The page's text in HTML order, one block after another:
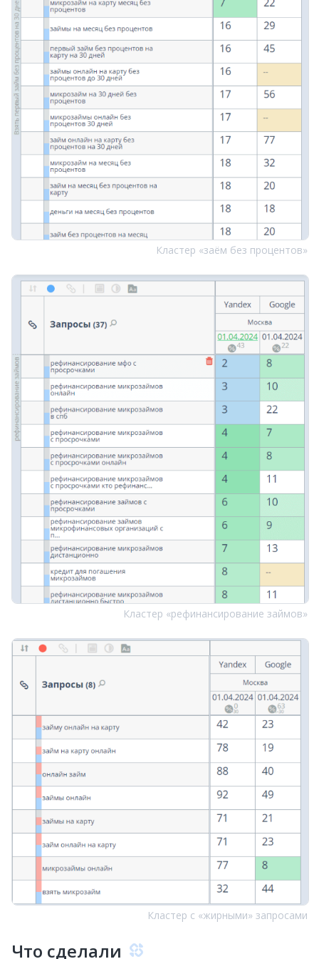
Кластер «заём без процентов»
Кластер «рефинансирование займов»
Кластер с «жирными» запросами
Что сделали